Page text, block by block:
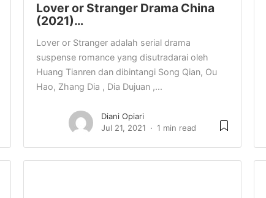
Lover or Stranger Drama China
(2021)…
Lover or Stranger adalah serial drama
suspense romance yang disutradarai oleh
Huang Tianren dan dibintangi Song Qian, Ou
Hao, Zhang Dia , Dia Dujuan ,...
Diani Opiari
Jul 21, 2021
1 min read